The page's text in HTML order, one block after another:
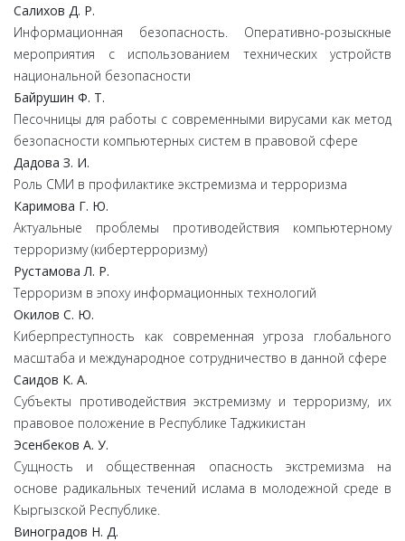
Салихов Д. Р.
Информационная безопасность. Оперативно-розыскные
мероприятия с использованием технических устройств
национальной безопасности
Байрушин Ф. Т.
Песочницы для работы с современными вирусами как метод
безопасности компьютерных систем в правовой сфере
Дадова З. И.
Роль СМИ в профилактике экстремизма и терроризма
Каримова Г. Ю.
Актуальные проблемы противодействия компьютерному
терроризму (кибертерроризму)
Рустамова Л. Р.
Терроризм в эпоху информационных технологий
Окилов С. Ю.
Киберпреступность как современная угроза глобального
масштаба и международное сотрудничество в данной сфере
Саидов К. А.
Субъекты противодействия экстремизму и терроризму, их
правовое положение в Республике Таджикистан
Эсенбеков А. У.
Сущность и общественная опасность экстремизма на
основе радикальных течений ислама в молодежной среде в
Кыргызской Республике.
Виноградов Н. Д.